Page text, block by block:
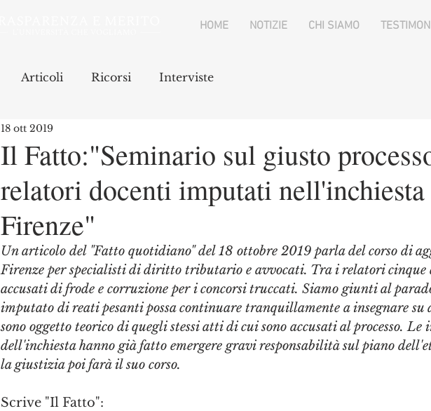
HOME NOTIZIE CHI SIAMO
Articoli Ricorsi Interviste
Il Fatto:"Seminario sul giusto
relatori docenti imputati
Firenze"
18 ott 2019
Un articolo del "Fatto quotidiano" del 18 ottobre 2019 parla del corso di
Firenze per specialisti di diritto tributario e avvocati. Tra i relatori cinque
accusati di frode e corruzione per i concorsi truccati. Siamo giunti al
imputato di reati pesanti possa continuare tranquillamente a insegnare su
sono oggetto teorico di quegli stessi atti di cui sono accusati al processo.
dell'inchiesta hanno già fatto emergere gravi responsabilità sul piano
la giustizia poi farà il suo corso.
Scrive "Il Fatto":